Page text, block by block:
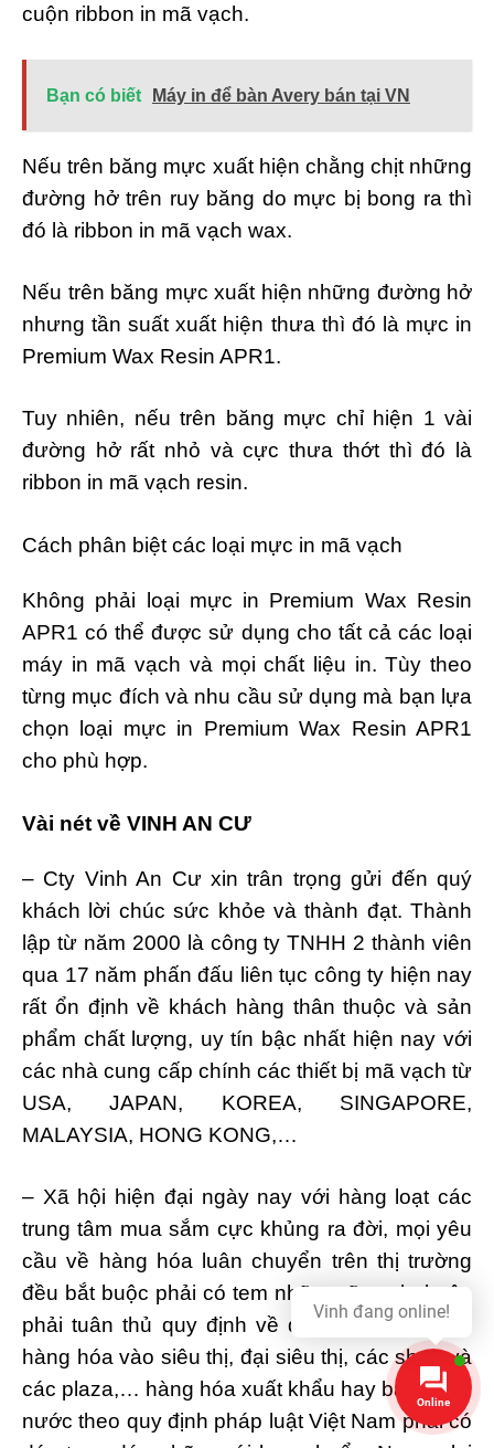
cuộn ribbon in mã vạch.
Bạn có biết Máy in để bàn Avery bán tại VN
Nếu trên băng mực xuất hiện chằng chịt những
đường hở trên ruy băng do mực bị bong ra thì
đó là ribbon in mã vạch wax.
Nếu trên băng mực xuất hiện những đường hở
nhưng tần suất xuất hiện thưa thì đó là mực in
Premium Wax Resin APR1.
Tuy nhiên, nếu trên băng mực chỉ hiện 1 vài
đường hở rất nhỏ và cực thưa thớt thì đó là
ribbon in mã vạch resin.
Cách phân biệt các loại mực in mã vạch
Không phải loại mực in Premium Wax Resin
APR1 có thể được sử dụng cho tất cả các loại
máy in mã vạch và mọi chất liệu in. Tùy theo
từng mục đích và nhu cầu sử dụng mà bạn lựa
chọn loại mực in Premium Wax Resin APR1
cho phù hợp.
Vài nét về VINH AN CƯ
– Cty Vinh An Cư xin trân trọng gửi đến quý
khách lời chúc sức khỏe và thành đạt. Thành
lập từ năm 2000 là công ty TNHH 2 thành viên
qua 17 năm phấn đấu liên tục công ty hiện nay
rất ổn định về khách hàng thân thuộc và sản
phẩm chất lượng, uy tín bậc nhất hiện nay với
các nhà cung cấp chính các thiết bị mã vạch từ
USA, JAPAN, KOREA, SINGAPORE,
MALAYSIA, HONG KONG,…
– Xã hội hiện đại ngày nay với hàng loạt các
trung tâm mua sắm cực khủng ra đời, mọi yêu
cầu về hàng hóa luân chuyển trên thị trường
đều bắt buộc phải có tem nhãn mã vạch, buộc
phải tuân thủ quy định về dán nhãn mới bán
hàng hóa vào siêu thị, đại siêu thị, các shop và
các plaza,… hàng hóa xuất khẩu hay bán trong
nước theo quy định pháp luật Việt Nam phải có
Online